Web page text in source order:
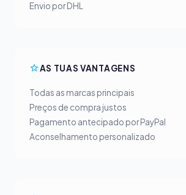
Envio por DHL
AS TUAS VANTAGENS
Todas as marcas principais
Preços de compra justos
Pagamento antecipado por PayPal
Aconselhamento personalizado